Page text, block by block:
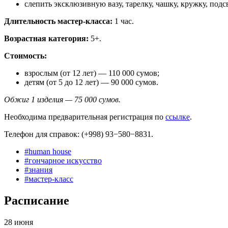
слепить эксклюзивную вазу, тарелку, чашку, кружку,
Длительность мастер-класса: 1 час.
Возрастная категория: 5+.
Стоимость:
взрослым (от 12 лет) — 110 000 сумов;
детям (от 5 до 12 лет) — 90 000 сумов.
Обжиг 1 изделия — 75 000 сумов.
Необходима предварительная регистрация по ссылке.
Телефон для справок: (+998) 93−580−8831.
#human house
#гончарное искусство
#знания
#мастер-класс
Расписание
28 июня